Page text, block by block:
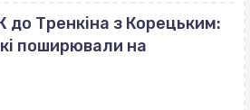
до Тренкіна з Корецьким:
поширювали на